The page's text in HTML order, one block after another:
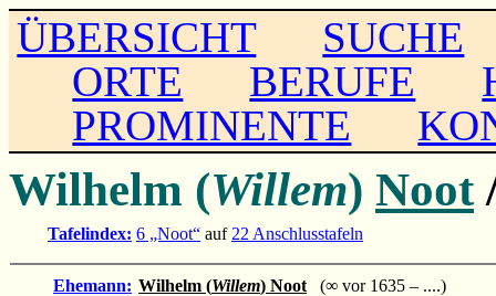
ÜBERSICHT
SUCHE
ORTE
BERUFE
PROMINENTE
Wilhelm (Willem) Noot
Tafelindex: 6 „Noot“ auf 22 Anschlusstafeln
Ehemann: Wilhelm (Willem) Noot (∞ vor 1635 – ....)